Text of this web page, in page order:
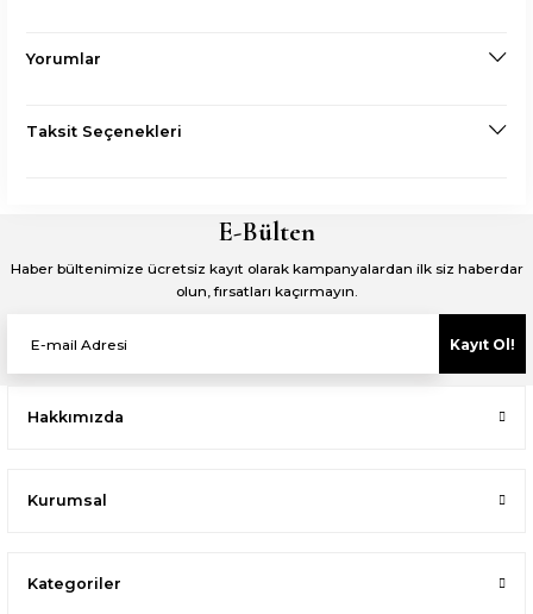
Yorumlar
Taksit Seçenekleri
E-Bülten
Haber bültenimize ücretsiz kayıt olarak kampanyalardan ilk siz haberdar
olun, fırsatları kaçırmayın.
Kayıt Ol!
Hakkımızda
Kurumsal
Kategoriler